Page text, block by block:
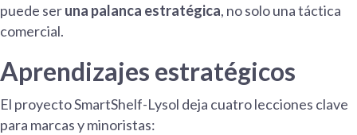
puede seruna palanca estratégica, no solo una táctica
comercial.
Aprendizajes estratégicos
El proyecto SmartShelf-Lysol deja cuatro lecciones clave
para marcas y minoristas: